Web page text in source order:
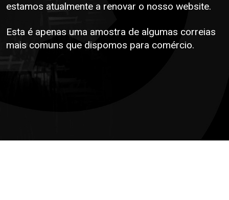
estamos atualmente a renovar o nosso website.
Esta é apenas uma amostra de algumas correias
mais comuns que dispomos para comércio.